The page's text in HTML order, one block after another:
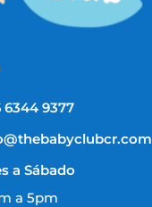
6344 9377
a Sábado
a 5pm